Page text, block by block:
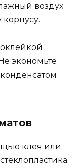
воздух
экономьте
клея или